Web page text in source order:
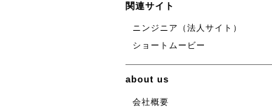
関連サイト
ニンジニア（法人サイト）
ショートムービー
about us
会社概要